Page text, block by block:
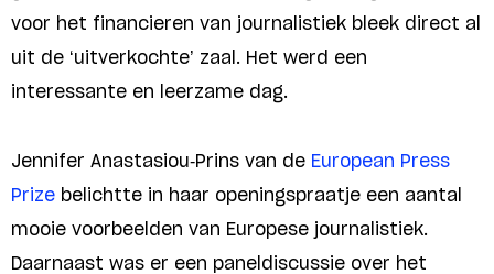
voor het financieren van journalistiek bleek direct al
uit de ‘uitverkochte’ zaal. Het werd een
interessante en leerzame dag.
Jennifer Anastasiou-Prins van de European Press
Prize belichtte in haar openingspraatje een aantal
mooie voorbeelden van Europese journalistiek.
Daarnaast was er een paneldiscussie over het